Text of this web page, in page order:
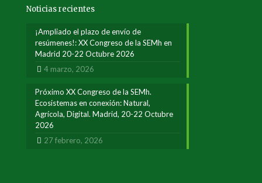
Noticias recientes
¡Ampliado el plazo de envío de
resúmenes!: XX Congreso de la SEMh en
Madrid 20-22 Octubre 2026
4 marzo, 2026
Próximo XX Congreso de la SEMh.
Ecosistemas en conexión: Natural,
Agrícola, Digital. Madrid, 20-22 Octubre
2026
27 febrero, 2026